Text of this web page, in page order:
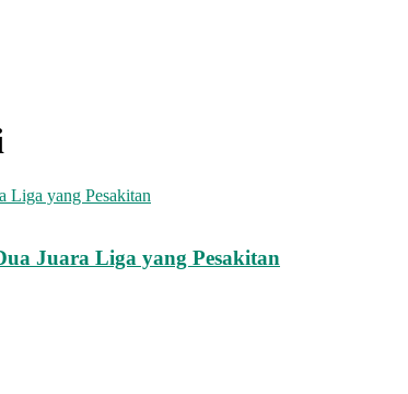
Juara Liga yang Pesakitan